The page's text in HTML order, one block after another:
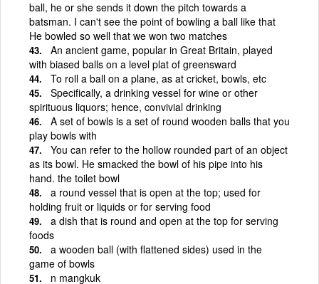
ball, he or she sends it down the pitch towards a
batsman. I can't see the point of bowling a ball like that
He bowled so well that we won two matches
An ancient game, popular in Great Britain, played
with biased balls on a level plat of greensward
To roll a ball on a plane, as at cricket, bowls, etc
Specifically, a drinking vessel for wine or other
spirituous liquors; hence, convivial drinking
A set of bowls is a set of round wooden balls that you
play bowls with
You can refer to the hollow rounded part of an object
as its bowl. He smacked the bowl of his pipe into his
hand. the toilet bowl
a round vessel that is open at the top; used for
holding fruit or liquids or for serving food
a dish that is round and open at the top for serving
foods
a wooden ball (with flattened sides) used in the
game of bowls
n mangkuk